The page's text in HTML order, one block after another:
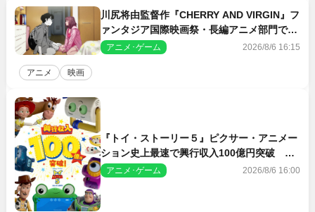
川尻将由監督作『CHERRY AND VIRGIN』フ
ァンタジア国際映画祭・長編アニメ部門で観
客賞・金賞受賞！
アニメ･ゲーム 2026/8/6 16:15
アニメ 映画
『トイ・ストーリー５』ピクサー・アニメー
ション史上最速で興行収入100億円突破 シ
リーズNo.1興収が目前
アニメ･ゲーム 2026/8/6 16:00